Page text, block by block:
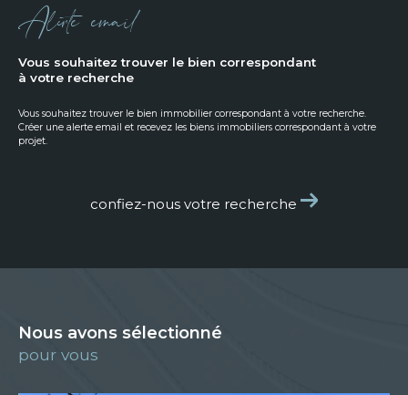
Alerte email
vous souhaitez trouver le bien correspondant
à votre recherche
Vous souhaitez trouver le bien immobilier correspondant à votre recherche.
Créer une alerte email et recevez les biens immobiliers correspondant à votre
projet.
confiez-nous votre recherche
Nous avons sélectionné
pour vous